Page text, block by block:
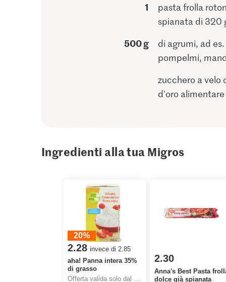
1
pasta frolla
spianata di 320
500 g
di agrumi, ad
pompelmi,
zucchero a velo
d'oro alimentare
Ingredienti alla tua Migros
20%
2.28 invece di 2.85
aha! Panna intera 35%
di grasso
Offerta valida solo dal 6.8 al 12.8.2026, fino a esaurimento dello stock.
2.30
Anna's Best Pasta
dolce già spianata